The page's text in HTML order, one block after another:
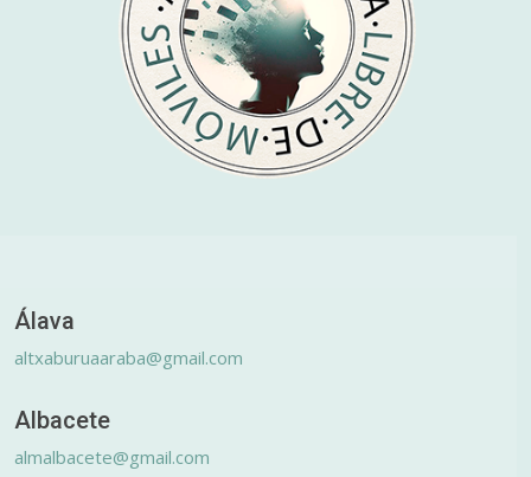
Álava
altxaburuaaraba@gmail.com
Albacete
almalbacete@gmail.com